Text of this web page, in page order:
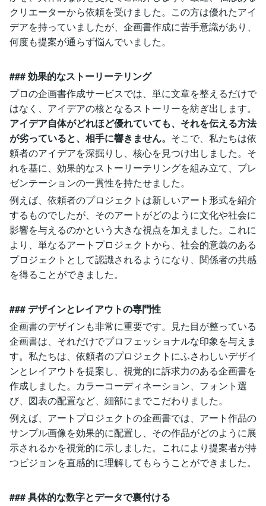
クリエーターから依頼を受けました。この方は優れたアイ
デアを持っていましたが、企画書作成に苦手意識があり、
何度も提案が通らず悩んでいました。
### 効果的なストーリーテリング
プロの企画書作成サービスでは、単に文章を整えるだけで
はなく、アイデアの核となるストーリーを紡ぎ出します。
アイデア自体がどれほど優れていても、それを伝える方法
が劣っていると、相手に響きません。 そこで、私たちは依
頼者のアイデアを深掘りし、核心を見つけ出しました。そ
れを基に、効果的なストーリーテリングを組み立て、プレ
ゼンテーションの一貫性を持たせました。
例えば、依頼者のプロジェクトは新しいアート形式を紹介
するものでしたが、そのアートがどのように文化や社会に
影響を与えるのかという大きな視点を加えました。これに
より、単なるアートプロジェクトから、社会的意義のある
プロジェクトとして認識されるようになり、関係者の共感
を得ることができました。
### デザインとレイアウトの専門性
企画書のデザインも非常に重要です。見た目が整っている
企画書は、それだけでプロフェッショナルな印象を与えま
す。私たちは、依頼者のプロジェクトにふさわしいデザイ
ンとレイアウトを提案し、視覚的に訴求力のある企画書を
作成しました。カラーコーディネーション、フォント選
び、図表の配置など、細部にまでこだわりました。
例えば、アートプロジェクトの企画書では、アート作品の
サンプル画像を効果的に配置し、その作品がどのように展
示されるかを視覚的に示しました。これにより提案者が持
つビジョンを直感的に理解してもらうことができました。
### 具体的な数字とデータで裏付ける